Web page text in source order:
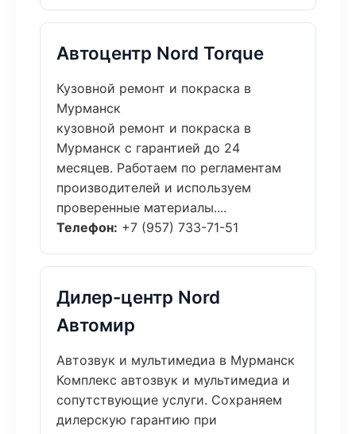
Автоцентр Nord Torque
Кузовной ремонт и покраска в
Мурманск
кузовной ремонт и покраска в
Мурманск с гарантией до 24
месяцев. Работаем по регламентам
производителей и используем
проверенные материалы....
Телефон: +7 (957) 733-71-51
Дилер-центр Nord
Автомир
Автозвук и мультимедиа в Мурманск
Комплекс автозвук и мультимедиа и
сопутствующие услуги. Сохраняем
дилерскую гарантию при